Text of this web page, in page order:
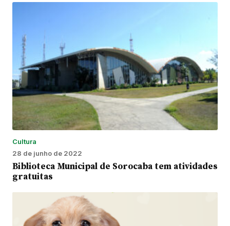
Cultura
28 de junho de 2022
Biblioteca Municipal de Sorocaba tem atividades
gratuitas